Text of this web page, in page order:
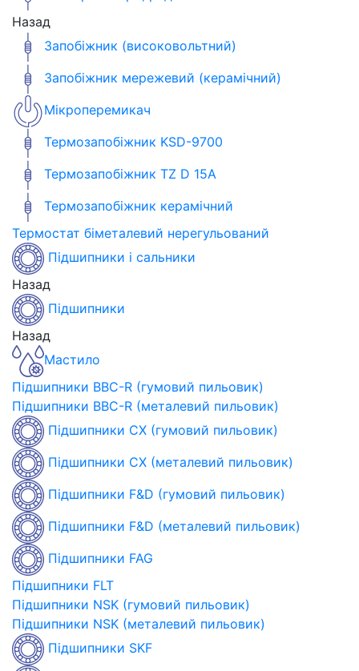
Назад
Запобіжник (високовольтний)
Запобіжник мережевий (керамічний)
Мікроперемикач
Термозапобіжник KSD-9700
Термозапобіжник TZ D 15A
Термозапобіжник керамічний
Термостат біметалевий нерегульований
Підшипники і сальники
Назад
Підшипники
Назад
Мастило
Підшипники BBC-R (гумовий пильовик)
Підшипники BBC-R (металевий пильовик)
Підшипники CX (гумовий пильовик)
Підшипники CX (металевий пильовик)
Підшипники F&D (гумовий пильовик)
Підшипники F&D (металевий пильовик)
Підшипники FAG
Підшипники FLT
Підшипники NSK (гумовий пильовик)
Підшипники NSK (металевий пильовик)
Підшипники SKF